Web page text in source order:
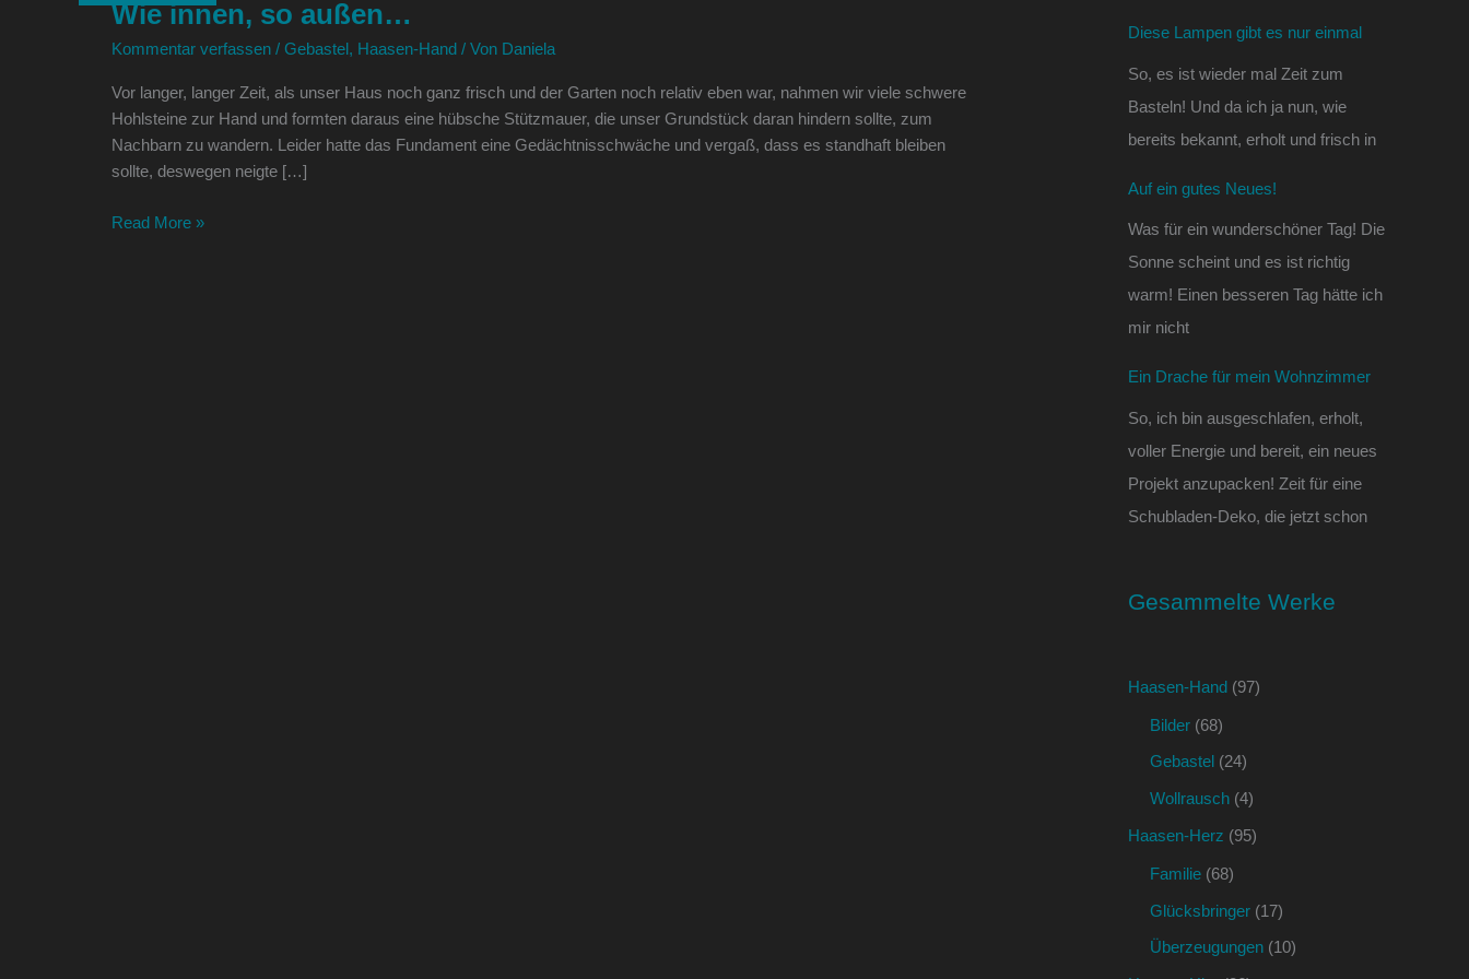
Wie innen, so außen…
Kommentar verfassen / Gebastel, Haasen-Hand / Von Daniela
Vor langer, langer Zeit, als unser Haus noch ganz frisch und der Garten noch relativ eben war, nahmen wir viele schwere
Hohlsteine zur Hand und formten daraus eine hübsche Stützmauer, die unser Grundstück daran hindern sollte, zum
Nachbarn zu wandern. Leider hatte das Fundament eine Gedächtnisschwäche und vergaß, dass es standhaft bleiben
sollte, deswegen neigte […]
so
außen…
Read More »
Diese Lampen gibt es nur einmal
So, es ist wieder mal Zeit zum
Basteln! Und da ich ja nun, wie
bereits bekannt, erholt und frisch in
Auf ein gutes Neues!
Was für ein wunderschöner Tag! Die
Sonne scheint und es ist richtig
warm! Einen besseren Tag hätte ich
mir nicht
Ein Drache für mein Wohnzimmer
So, ich bin ausgeschlafen, erholt,
voller Energie und bereit, ein neues
Projekt anzupacken! Zeit für eine
Schubladen-Deko, die jetzt schon
Gesammelte Werke
Haasen-Hand (97)
Bilder (68)
Gebastel (24)
Wollrausch (4)
Haasen-Herz (95)
Familie (68)
Glücksbringer (17)
Überzeugungen (10)